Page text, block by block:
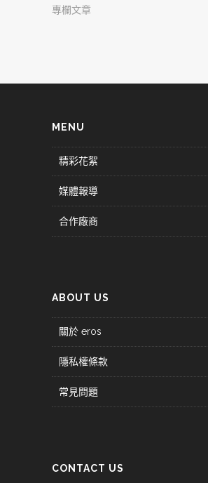
專欄文章
MENU
精彩花絮
媒體報導
合作廠商
ABOUT US
關於 eros
隱私權條款
常見問題
CONTACT US